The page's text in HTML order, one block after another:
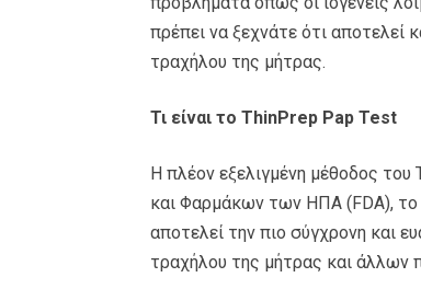
πρέπει να ξεχνάτε ότι αποτελεί
τραχήλου της μήτρας.
Τι είναι το ThinPrep Pap Test
Η πλέον εξελιγμένη μέθοδος
και Φαρμάκων των ΗΠΑ (FDA), το
αποτελεί την πιο σύγχρονη και
τραχήλου της μήτρας και